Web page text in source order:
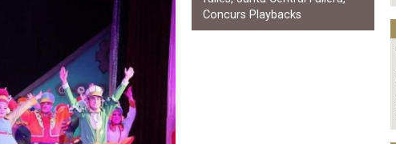
o
o
k
e
r
Concurs Playbacks